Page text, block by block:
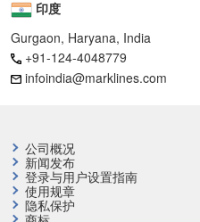
印度
Gurgaon, Haryana, India
+91-124-4048779
infoindia@marklines.com
公司概况
新闻发布
登录与用户设置指南
使用规章
隐私保护